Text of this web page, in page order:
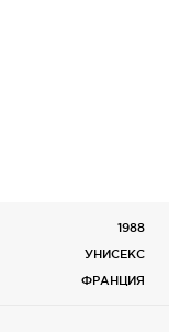
1988
УНИСЕКС
ФРАНЦИЯ